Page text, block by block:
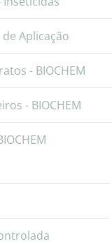
Aplicação
- BIOCHEM
- BIOCHEM